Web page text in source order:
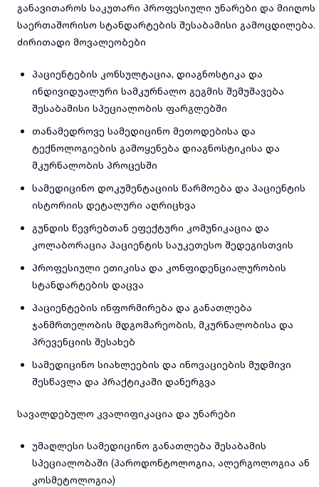
განავითაროს საკუთარი პროფესიული უნარები და მიიღოს
საერთაშორისო სტანდარტების შესაბამისი გამოცდილება.
ძირითადი მოვალეობები
პაციენტების კონსულტაცია, დიაგნოსტიკა და
ინდივიდუალური სამკურნალო გეგმის შემუშავება
შესაბამისი სპეციალობის ფარგლებში
თანამედროვე სამედიცინო მეთოდებისა და
ტექნოლოგიების გამოყენება დიაგნოსტიკისა და
მკურნალობის პროცესში
სამედიცინო დოკუმენტაციის წარმოება და პაციენტის
ისტორიის დეტალური აღრიცხვა
გუნდის წევრებთან ეფექტური კომუნიკაცია და
კოლაბორაცია პაციენტის საუკეთესო შედეგისთვის
პროფესიული ეთიკისა და კონფიდენციალურობის
სტანდარტების დაცვა
პაციენტების ინფორმირება და განათლება
ჯანმრთელობის მდგომარეობის, მკურნალობისა და
პრევენციის შესახებ
სამედიცინო სიახლეების და ინოვაციების მუდმივი
შესწავლა და პრაქტიკაში დანერგვა
სავალდებულო კვალიფიკაცია და უნარები
უმაღლესი სამედიცინო განათლება შესაბამის
სპეციალობაში (პაროდონტოლოგია, ალერგოლოგია ან
კოსმეტოლოგია)